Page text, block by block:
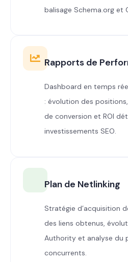
balisage Schema.org et
Rapports de
Dashboard en temps
: évolution des
de conversion et ROI
investissements SEO.
Plan de Netlinking
Stratégie d’acquisition
des liens obtenus,
Authority et analyse du
concurrents.